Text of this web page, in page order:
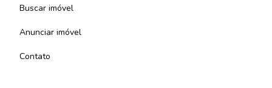
Buscar imóvel
Anunciar imóvel
Contato